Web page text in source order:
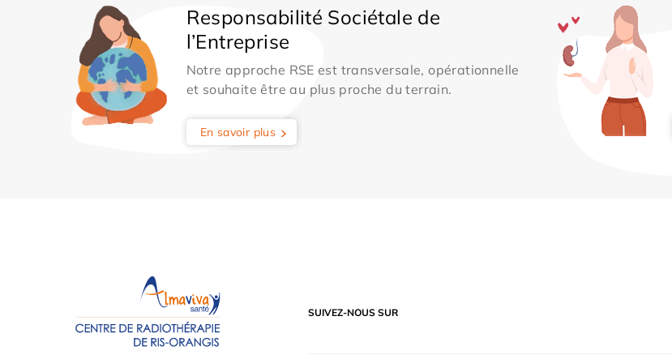
Responsabilité Sociétale de
l’Entreprise
Notre approche RSE est transversale, opérationnelle
et souhaite être au plus proche du terrain.
En savoir plus
SUIVEZ-NOUS SUR